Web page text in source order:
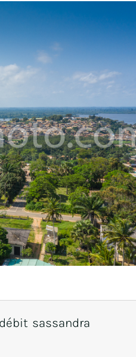
sassandra